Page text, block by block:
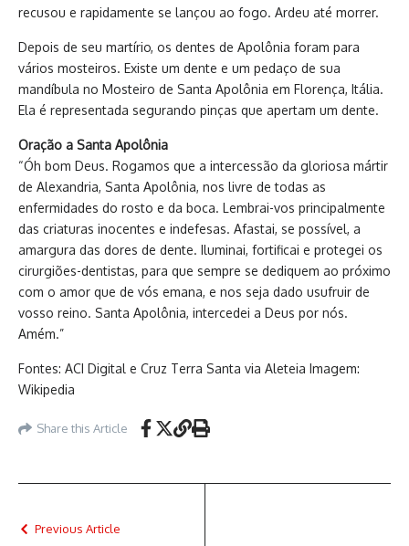
recusou e rapidamente se lançou ao fogo. Ardeu até morrer.
Depois de seu martírio, os dentes de Apolônia foram para
vários mosteiros. Existe um dente e um pedaço de sua
mandíbula no Mosteiro de Santa Apolônia em Florença, Itália.
Ela é representada segurando pinças que apertam um dente.
Oração a Santa Apolônia
“Óh bom Deus. Rogamos que a intercessão da gloriosa mártir
de Alexandria, Santa Apolônia, nos livre de todas as
enfermidades do rosto e da boca. Lembrai-vos principalmente
das criaturas inocentes e indefesas. Afastai, se possível, a
amargura das dores de dente. Iluminai, fortificai e protegei os
cirurgiões-dentistas, para que sempre se dediquem ao próximo
com o amor que de vós emana, e nos seja dado usufruir de
vosso reino. Santa Apolônia, intercedei a Deus por nós.
Amém.”
Fontes: ACI Digital e Cruz Terra Santa via Aleteia Imagem:
Wikipedia
Share this Article
Previous Article